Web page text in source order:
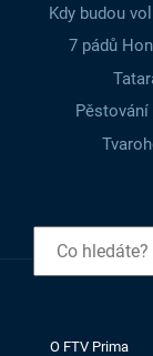
Kdy budou
7 pádů
O FTV Prima